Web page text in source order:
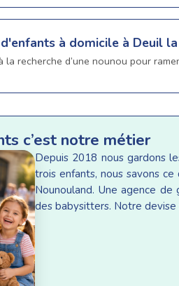
à domicile à Deuil
la recherche d’une nounou pour
c’est notre métier
Depuis 2018 nous gardons
trois enfants, nous savons
Nounouland. Une agence
des babysitters. Notre devise